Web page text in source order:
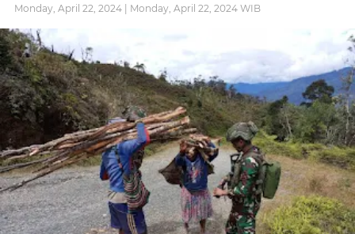
Monday, April 22, 2024 | Monday, April 22, 2024 WIB